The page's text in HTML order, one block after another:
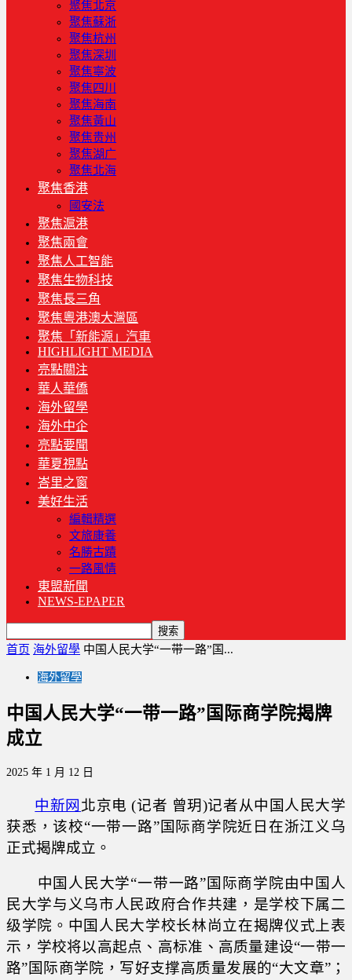
聚焦北京
聚焦蘇浙
聚焦杭州
聚焦深圳
聚焦寧波
聚焦四川
聚焦海南
聚焦黃山
聚焦贵州
聚焦湖广
聚焦北海
聚焦香港
國安法
聚焦滬港
聚焦兩會
聚焦人工智能
聚焦生物科技
聚焦長三角
聚焦粵港澳大灣區
聚焦「新能源」汽車
HIGHLIGHT MEDIA
亮點關注
華人華僑
海外留學
海外中企
亮點要聞
華夏視點
峇里之窗
美好生活
編輯精選
文旅康養
名勝古蹟
一路風情
東盟新聞
NEWS-EPAPER
首页 海外留學 中国人民大学“一带一路”国...
海外留學
中国人民大学“一带一路”国际商学院揭牌
成立
2025 年 1 月 12 日
中新网 北京电 (记者 曾玥)记者从中国人民大学
获悉，该校“一带一路”国际商学院近日在浙江义乌
正式揭牌成立。
中国人民大学“一带一路”国际商学院由中国人
民大学与义乌市人民政府合作共建，是学校下属二
级学院。中国人民大学校长林尚立在揭牌仪式上表
示，学校将以高起点、高标准、高质量建设“一带一
路”国际商学院，写好支撑高质量发展的“大文章”；